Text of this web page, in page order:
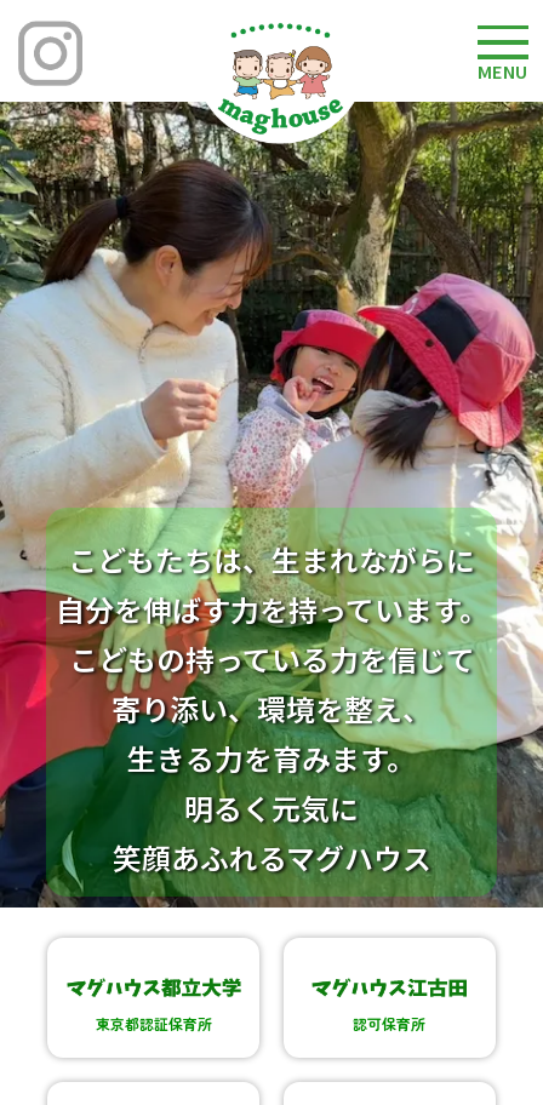
こどもたちは、生まれながらに
自分を伸ばす力を持っています。
こどもの持っている力を信じて
寄り添い、環境を整え、
生きる力を育みます。
明るく元気に
笑顔あふれるマグハウス
東京都認証保育所 認可保育所